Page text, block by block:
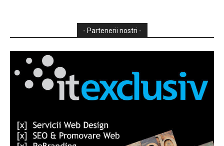
- Partenerii nostri -